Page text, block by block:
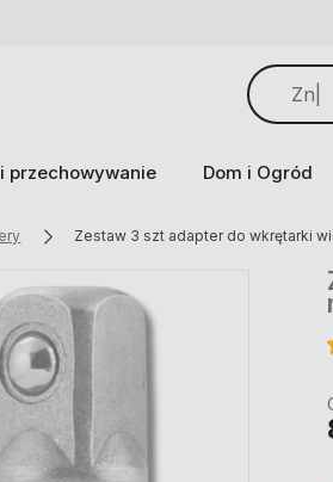
przechowywanie Dom i Ogród
Zestaw 3 szt adapter do wkrętarki